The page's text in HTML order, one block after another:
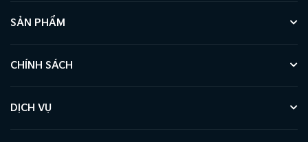
SẢN PHẨM
CHÍNH SÁCH
DỊCH VỤ